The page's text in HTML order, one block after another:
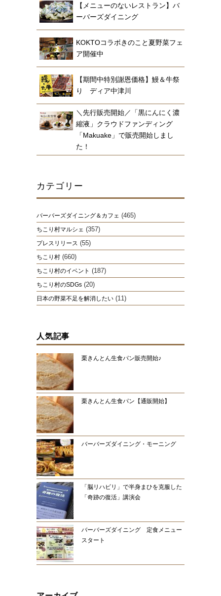
【メニューのないレストラン】バ
ーバーズダイニング
KOKTOコラボきのこと夏野菜フェ
ア開催中
【期間中特別謝恩価格】鰻＆牛祭
り ディア中津川
＼先行販売開始／「黒にんにく濃
縮液」クラウドファンディング
「Makuake」で販売開始しまし
た！
カテゴリー
バーバーズダイニング＆カフェ (465)
ちこり村マルシェ (357)
プレスリリース (55)
ちこり村 (660)
ちこり村のイベント (187)
ちこり村のSDGs (20)
日本の野菜不足を解消したい (11)
人気記事
栗きんとん生食パン販売開始♪
栗きんとん生食パン【通販開始】
バーバーズダイニング・モーニング
「脳リハビリ」で半身まひを克服した
「奇跡の復活」講演会
バーバーズダイニング 定食メニュー
スタート